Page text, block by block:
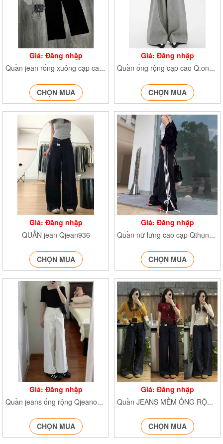
Giá: Đăng nhập
Quần jean rống xuông cạp cao QJeancapcao7728
CHỌN MUA
Giá: Đăng nhập
Quần ống rộng cạp cao Q.ongrong389
CHỌN MUA
Giá: Đăng nhập
QUẦN jean Qjean936
CHỌN MUA
Giá: Đăng nhập
Quần nữ lưng cao cạp Qthunbonsoc362
CHỌN MUA
Giá: Đăng nhập
Quần jeans ống rộng Qjeanongloe6222
CHỌN MUA
Giá: Đăng nhập
Quần JEANS MỀM ỐNG RỘNG Jean1112
CHỌN MUA